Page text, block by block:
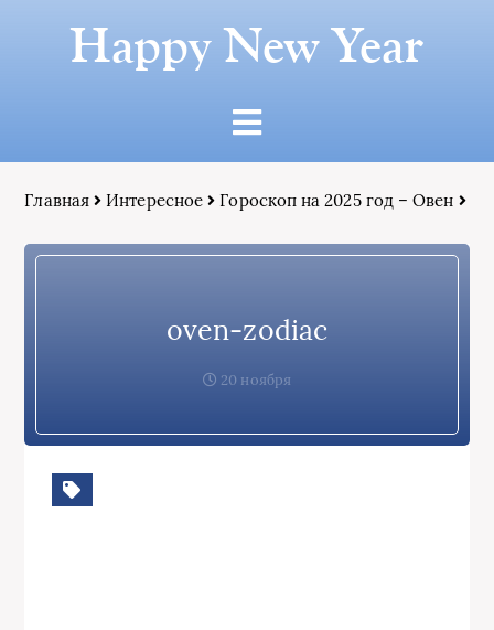
Happy New Year
Главная Интересное Гороскоп на 2025 год – Овен
oven-zodiac
20 ноября